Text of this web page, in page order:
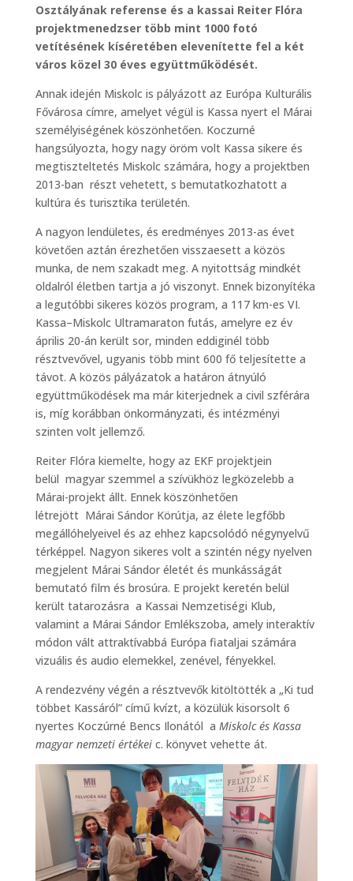
Osztályának referense és a kassai Reiter Flóra
projektmenedzser több mint 1000 fotó
vetítésének kíséretében elevenítette fel a két
város közel 30 éves együttműködését.
Annak idején Miskolc is pályázott az Európa Kulturális
Fővárosa címre, amelyet végül is Kassa nyert el Márai
személyiségének köszönhetően. Koczurné
hangsúlyozta, hogy nagy öröm volt Kassa sikere és
megtiszteltetés Miskolc számára, hogy a projektben
2013-ban részt vehetett, s bemutatkozhatott a
kultúra és turisztika területén.
A nagyon lendületes, és eredményes 2013-as évet
követően aztán érezhetően visszaesett a közös
munka, de nem szakadt meg. A nyitottság mindkét
oldalról életben tartja a jó viszonyt. Ennek bizonyítéka
a legutóbbi sikeres közös program, a 117 km-es VI.
Kassa–Miskolc Ultramaraton futás, amelyre ez év
április 20-án került sor, minden eddiginél több
résztvevővel, ugyanis több mint 600 fő teljesítette a
távot. A közös pályázatok a határon átnyúló
együttműködések ma már kiterjednek a civil szférára
is, míg korábban önkormányzati, és intézményi
szinten volt jellemző.
Reiter Flóra kiemelte, hogy az EKF projektjein
belül magyar szemmel a szívükhöz legközelebb a
Márai-projekt állt. Ennek köszönhetően
létrejött Márai Sándor Körútja, az élete legfőbb
megállóhelyeivel és az ehhez kapcsolódó négynyelvű
térképpel. Nagyon sikeres volt a szintén négy nyelven
megjelent Márai Sándor életét és munkásságát
bemutató film és brosúra. E projekt keretén belül
került tatarozásra a Kassai Nemzetiségi Klub,
valamint a Márai Sándor Emlékszoba, amely interaktív
módon vált attraktívabbá Európa fiataljai számára
vizuális és audio elemekkel, zenével, fényekkel.
A rendezvény végén a résztvevők kitöltötték a „Ki tud
többet Kassáról” című kvízt, a közülük kisorsolt 6
nyertes Koczúrné Bencs Ilonától a Miskolc és Kassa
magyar nemzeti értékeic. könyvet vehette át.